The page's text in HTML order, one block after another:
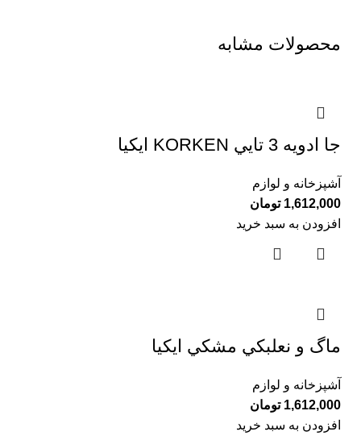
محصولات مشابه
جا ادويه 3 تايي KORKEN ايكيا
آشپزخانه و لوازم
1,612,000 تومان
افزودن به سبد خرید
ماگ و نعلبكي مشكي ايكيا
آشپزخانه و لوازم
1,612,000 تومان
افزودن به سبد خرید